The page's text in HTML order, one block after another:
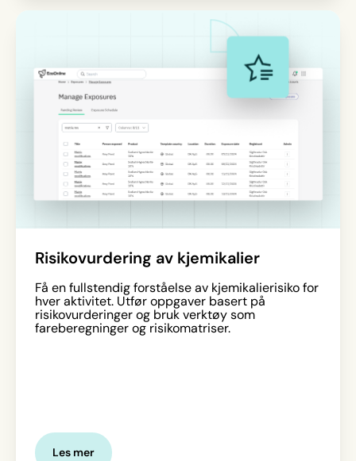
Risikovurdering av kjemikalier
Få en fullstendig forståelse av kjemikalierisiko for
hver aktivitet. Utfør oppgaver basert på
risikovurderinger og bruk verktøy som
fareberegninger og risikomatriser.
Les mer